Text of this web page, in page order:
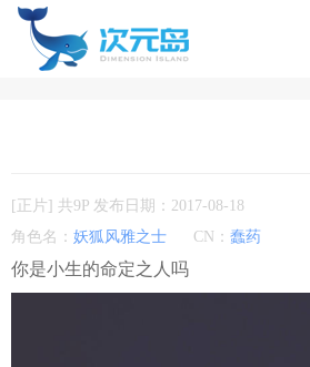
[正片] 共9P 发布日期：2017-08-18
角色名： 妖狐风雅之士 CN： 蠢药
你是小生的命定之人吗